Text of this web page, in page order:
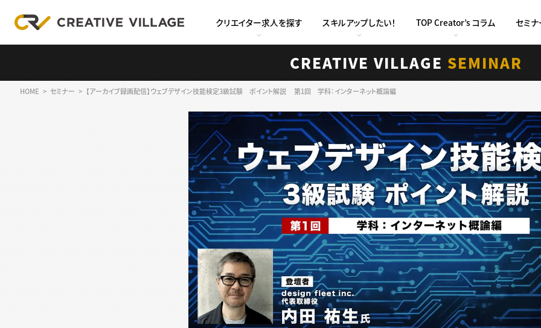
クリエイター求人を探す スキルアップしたい！ TOP Creator’s コラム セミナ
CREATIVE VILLAGE SEMINAR
HOME セミナー 【アーカイブ録画配信】ウェブデザイン技能検定3級試験 ポイント解説 第1回 学科：インターネット概論編